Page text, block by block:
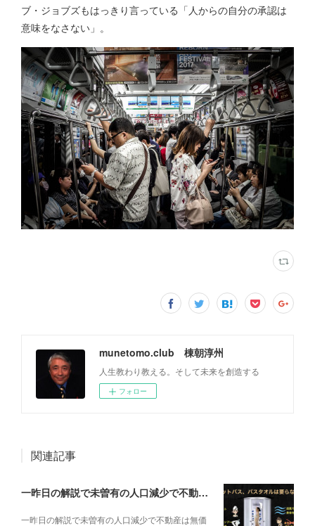
ブ・ジョブズもはっきり言っている「人からの自分の承認は
意味をなさない」。
munetomo.club 棟朝淳州
人生教わり教える。そして未来を創造する
フォロー
関連記事
一昨日の解説で未曽有の人口減少で不動産は無価値、昨日はそうなった時の建造物について解説、今日からはその設備について解説をして行く。
一昨日の解説で未曽有の人口減少で不動産は無価